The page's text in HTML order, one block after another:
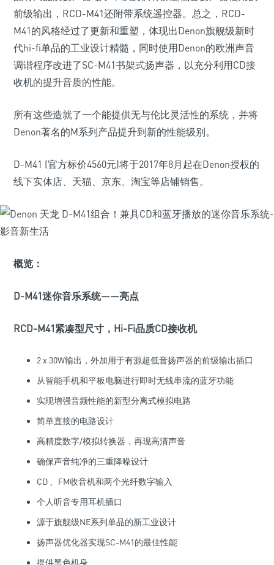
前级输出，RCD-M41还附带系统遥控器。总之，RCD-
M41的风格经过了更新和重塑，体现出Denon旗舰级新时
代hi-fi单品的工业设计精髓，同时使用Denon的欧洲声音
调谐程序改进了SC-M41书架式扬声器，以充分利用CD接
收机的提升音质的性能。
所有这些造就了一个能提供无与伦比灵活性的系统，并将
Denon著名的M系列产品提升到新的性能级别。
D-M41 (官方标价4560元)将于2017年8月起在Denon授权的
线下实体店、天猫、京东、淘宝等店铺销售。
概览：
D-M41迷你音乐系统——亮点
RCD-M41紧凑型尺寸，Hi-Fi品质CD接收机
2 x 30W输出，外加用于有源超低音扬声器的前级输出插口
从智能手机和平板电脑进行即时无线串流的蓝牙功能
实现增强音频性能的新型分离式模拟电路
简单直接的电路设计
高精度数字/模拟转换器，再现高清声音
确保声音纯净的三重降噪设计
CD 、FM收音机和两个光纤数字输入
个人听音专用耳机插口
源于旗舰级NE系列单品的新工业设计
扬声器优化器实现SC-M41的最佳性能
提供黑色机身